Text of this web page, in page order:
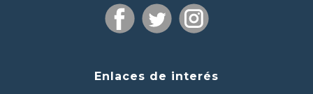
Enlaces de interés